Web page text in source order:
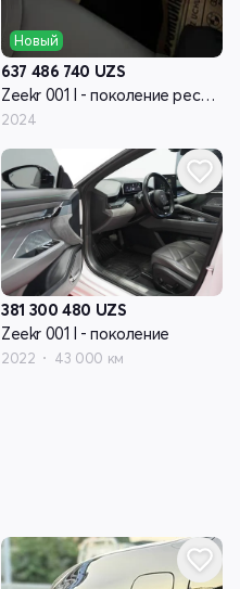
Новый
637 486 740 UZS
Zeekr 001 I - поколение рестайлинг
2024
381 300 480 UZS
Zeekr 001 I - поколение
2022 43 000 км